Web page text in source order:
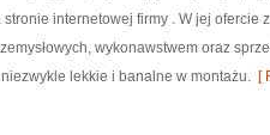
internetowej firmy . W jej ofercie
wykonawstwem oraz
lekkie i banalne w montażu. [